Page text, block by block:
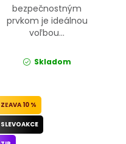
bezpečnostným
prvkom je ideálnou
voľbou...
Skladom
10 %
SLEVOAKCE